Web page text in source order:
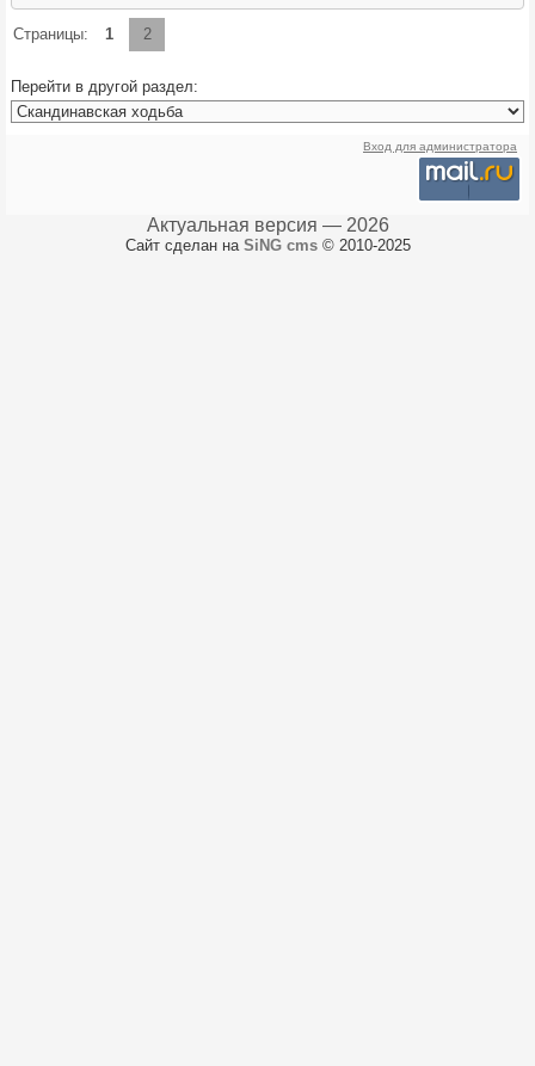
Страницы: 1 2
Перейти в другой раздел:
Вход для администратора
Актуальная версия — 2026
Сайт сделан на SiNG cms© 2010-2025